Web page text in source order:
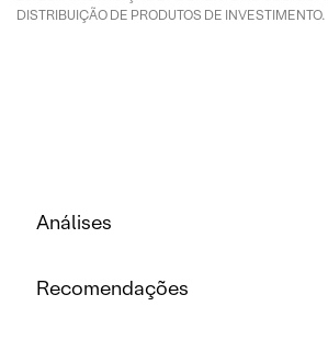
DISTRIBUIÇÃO DE PRODUTOS DE INVESTIMENTO.
Análises
Recomendações